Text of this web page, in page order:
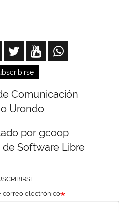
Comunicación
Urondo
por gcoop
Software Libre
correo electrónico